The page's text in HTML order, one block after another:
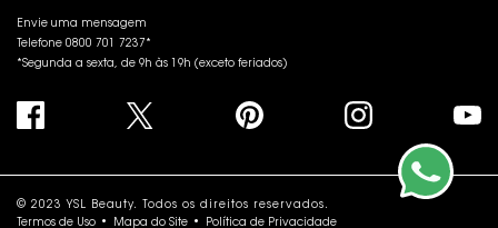
Envie uma mensagem
Telefone 0800 701 7237*
*Segunda a sexta, de 9h às 19h (exceto feriados)
© 2023 YSL Beauty. Todos os direitos reservados.
Termos de Uso
Mapa do Site Política de Privacidade